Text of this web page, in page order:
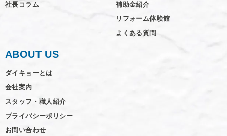
社長コラム
補助金紹介
リフォーム体験館
よくある質問
ABOUT US
ダイキョーとは
会社案内
スタッフ・職人紹介
プライバシーポリシー
お問い合わせ